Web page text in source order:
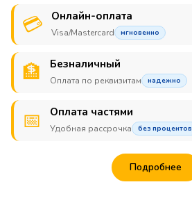
💳 Онлайн-оплата
Visa/Mastercard мгновенно
🏦 Безналичный
Оплата по реквизитам надежно
📅 Оплата частями
Удобная рассрочка без процентов
Подробнее